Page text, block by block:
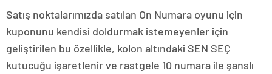
Satış noktalarımızda satılan On Numara oyunu için
kuponunu kendisi doldurmak istemeyenler için
geliştirilen bu özellikle, kolon altındaki SEN SEÇ
kutucuğu işaretlenir ve rastgele 10 numara ile şanslı